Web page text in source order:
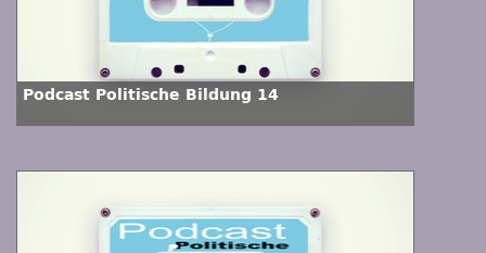
Podcast Politische Bildung 14